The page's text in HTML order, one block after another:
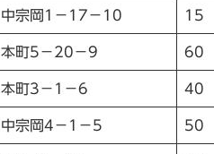
中宗岡1－17－10 15
本町5−20−9 60
本町3－1－6 40
中宗岡4－1－5 50